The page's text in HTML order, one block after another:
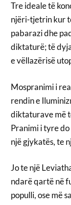
Tre ideale të
njëri-tjetrin kur
pabarazi dhe
diktaturë; të
e vëllazërisë
Mospranimi i
rendin e
diktaturave më
Pranimi i tyre
një gjykatës, te
Jo te një
ndarë qartë në
populli, ose më